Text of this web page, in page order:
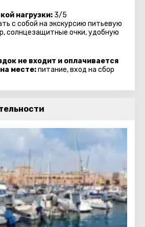
нагрузки: 3/5
с собой на экскурсию питьевую
солнцезащитные очки, удобную
не входит и оплачивается
месте:питание, вход на сбор